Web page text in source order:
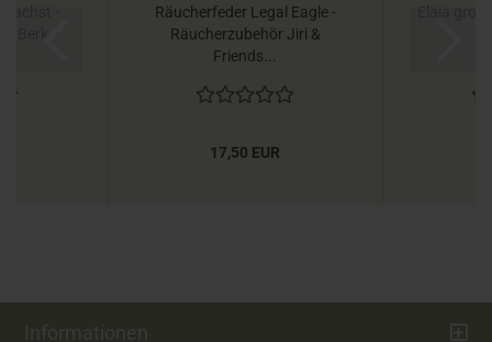
Räucherfeder Legal Eagle -
Räucherzubehör Jiri &
Friends...
17,50 EUR